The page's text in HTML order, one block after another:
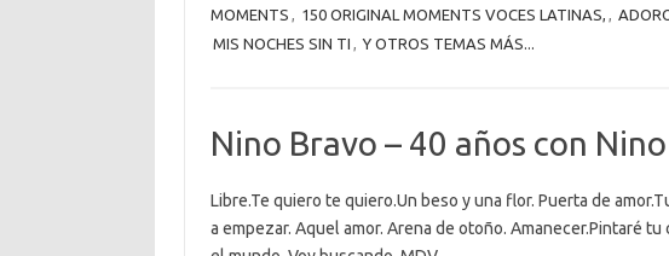
MOMENTS , 150 ORIGINAL MOMENTS VOCES LATINAS, ,
MIS NOCHES SIN TI , Y OTROS TEMAS MÁS...
Nino Bravo – 40 años con Nino
Libre.Te quiero te quiero.Un beso y una flor. Puerta de
a empezar. Aquel amor. Arena de otoño. Amanecer.Pintaré